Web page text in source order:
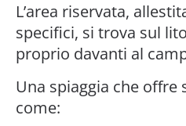
L’area riservata,
specifici, si trova sul
proprio davanti al
Una spiaggia che offre
come: